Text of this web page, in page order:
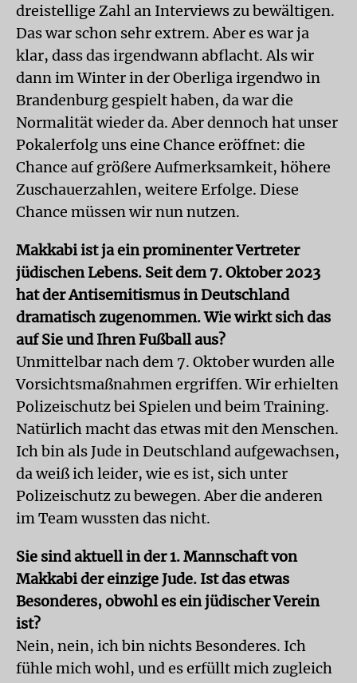
dreistellige Zahl an Interviews zu bewältigen.
Das war schon sehr extrem. Aber es war ja
klar, dass das irgendwann abflacht. Als wir
dann im Winter in der Oberliga irgendwo in
Brandenburg gespielt haben, da war die
Normalität wieder da. Aber dennoch hat unser
Pokalerfolg uns eine Chance eröffnet: die
Chance auf größere Aufmerksamkeit, höhere
Zuschauerzahlen, weitere Erfolge. Diese
Chance müssen wir nun nutzen.
Makkabi ist ja ein prominenter Vertreter
jüdischen Lebens. Seit dem 7. Oktober 2023
hat der Antisemitismus in Deutschland
dramatisch zugenommen. Wie wirkt sich das
auf Sie und Ihren Fußball aus?
Unmittelbar nach dem 7. Oktober wurden alle
Vorsichtsmaßnahmen ergriffen. Wir erhielten
Polizeischutz bei Spielen und beim Training.
Natürlich macht das etwas mit den Menschen.
Ich bin als Jude in Deutschland aufgewachsen,
da weiß ich leider, wie es ist, sich unter
Polizeischutz zu bewegen. Aber die anderen
im Team wussten das nicht.
Sie sind aktuell in der 1. Mannschaft von
Makkabi der einzige Jude. Ist das etwas
Besonderes, obwohl es ein jüdischer Verein
ist?
Nein, nein, ich bin nichts Besonderes. Ich
fühle mich wohl, und es erfüllt mich zugleich